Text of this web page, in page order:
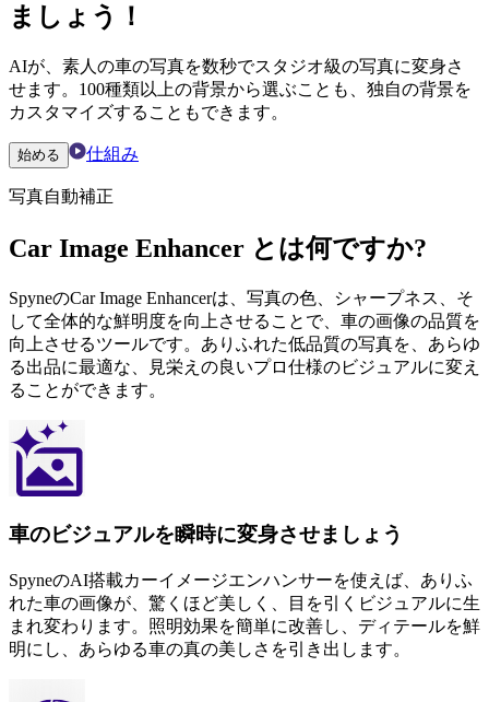
ましょう！
AIが、素人の車の写真を数秒でスタジオ級の写真に変身さ
せます。100種類以上の背景から選ぶことも、独自の背景を
カスタマイズすることもできます。
始める 仕組み
写真自動補正
Car Image Enhancer とは何ですか?
SpyneのCar Image Enhancerは、写真の色、シャープネス、そ
して全体的な鮮明度を向上させることで、車の画像の品質を
向上させるツールです。ありふれた低品質の写真を、あらゆ
る出品に最適な、見栄えの良いプロ仕様のビジュアルに変え
ることができます。
車のビジュアルを瞬時に変身させましょう
SpyneのAI搭載カーイメージエンハンサーを使えば、ありふ
れた車の画像が、驚くほど美しく、目を引くビジュアルに生
まれ変わります。照明効果を簡単に改善し、ディテールを鮮
明にし、あらゆる車の真の美しさを引き出します。